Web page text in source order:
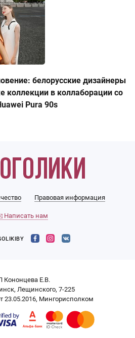
белорусские дизайнеры
коллекции в коллаборации со
Pura 90s
Правовая информация
Написать нам
Кононцева Е.В.
Лещинского, 7-225
23.05.2016, Мингорисполком